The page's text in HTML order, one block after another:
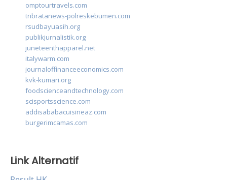
omptourtravels.com
tribratanews-polreskebumen.com
rsudbayuasih.org
publikjurnalistik.org
juneteenthapparel.net
italywarm.com
journaloffinanceeconomics.com
kvk-kumari.org
foodscienceandtechnology.com
scisportsscience.com
addisababacuisineaz.com
burgerimcamas.com
Link Alternatif